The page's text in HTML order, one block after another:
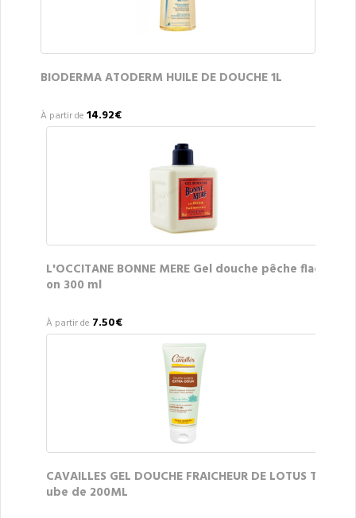
BIODERMA ATODERM HUILE DE DOUCHE 1L
À partir de 14.92€
L'OCCITANE BONNE MERE Gel douche pêche flac
on 300 ml
À partir de 7.50€
CAVAILLES GEL DOUCHE FRAICHEUR DE LOTUS T
ube de 200ML